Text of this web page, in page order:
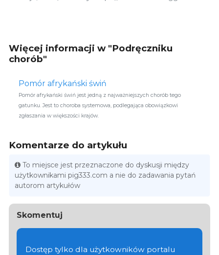
Więcej informacji w "Podręczniku
chorób"
Pomór afrykański świń
Pomór afrykański świń jest jedną z najważniejszych chorób tego
gatunku. Jest to choroba systemowa, podlegająca obowiązkowi
zgłaszania w większości krajów.
Komentarze do artykułu
To miejsce jest przeznaczone do dyskusji między
użytkownikami pig333.com a nie do zadawania pytań
autorom artykułów
Skomentuj
Dostęp tylko dla użytkowników portalu